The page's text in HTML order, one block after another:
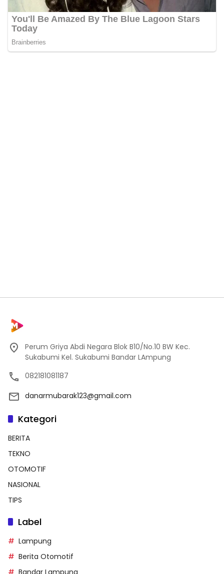
Perum Griya Abdi Negara Blok B10/No.10 BW Kec.
Sukabumi Kel. Sukabumi Bandar LAmpung
082181081187
danarmubarak123@gmail.com
Kategori
BERITA
TEKNO
OTOMOTIF
NASIONAL
TIPS
Label
Lampung
Berita Otomotif
Bandar Lampung